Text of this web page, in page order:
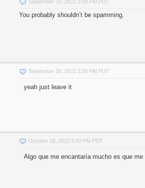
September 30, 2022 2:08 PM PDT
You probably shouldn’t be spamming.
September 30, 2022 2:30 PM PDT
yeah just leave it
October 18, 2022 9:43 PM PDT
Algo que me encantaría mucho es que